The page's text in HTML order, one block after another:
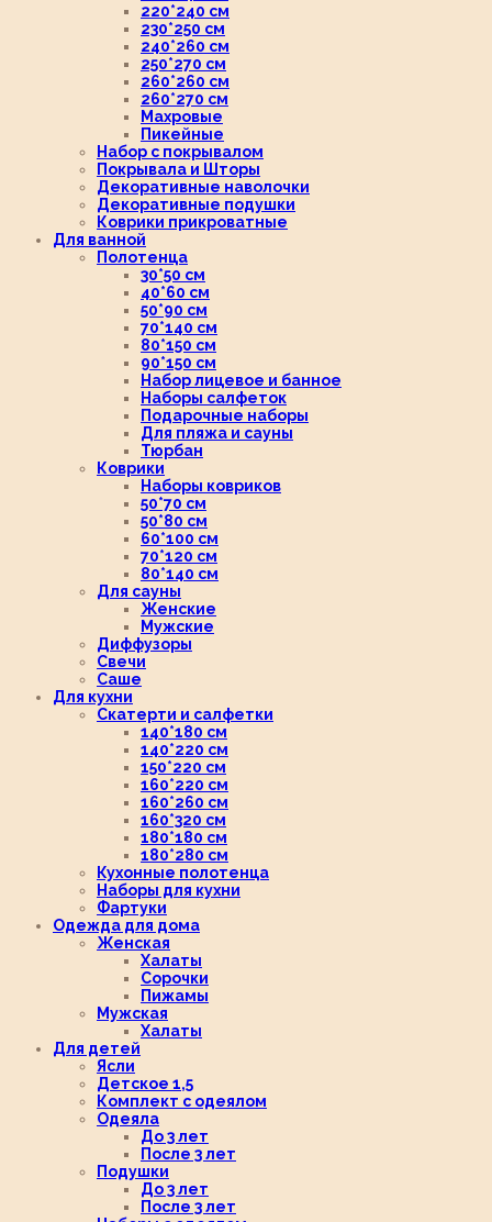
220*240 см
230*250 см
240*260 см
250*270 см
260*260 см
260*270 см
Махровые
Пикейные
Набор с покрывалом
Покрывала и Шторы
Декоративные наволочки
Декоративные подушки
Коврики прикроватные
Для ванной
Полотенца
30*50 см
40*60 см
50*90 см
70*140 см
80*150 см
90*150 см
Набор лицевое и банное
Наборы салфеток
Подарочные наборы
Для пляжа и сауны
Тюрбан
Коврики
Наборы ковриков
50*70 см
50*80 см
60*100 см
70*120 см
80*140 см
Для сауны
Женские
Мужские
Диффузоры
Свечи
Саше
Для кухни
Скатерти и салфетки
140*180 см
140*220 см
150*220 см
160*220 см
160*260 см
160*320 см
180*180 см
180*280 см
Кухонные полотенца
Наборы для кухни
Фартуки
Одежда для дома
Женская
Халаты
Сорочки
Пижамы
Мужская
Халаты
Для детей
Ясли
Детское 1,5
Комплект с одеялом
Одеяла
До 3 лет
После 3 лет
Подушки
До 3 лет
После 3 лет